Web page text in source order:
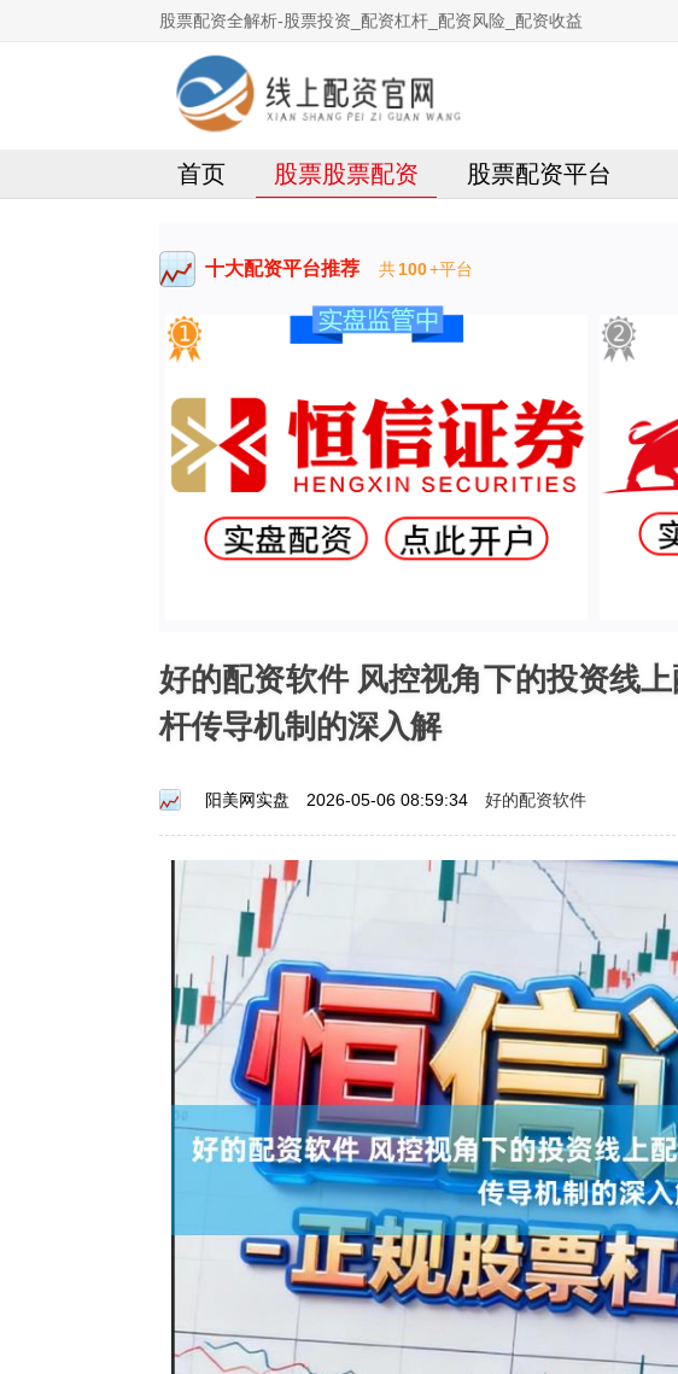
股票配资全解析-股票投资_配资杠杆_配资风险_配资收益
首页 股票股票配资 股票配资平台
十大配资平台推荐 共100+平台
好的配资软件 风控视角下的投资线
杆传导机制的深入解
阳美网实盘 2026-05-06 08:59:34 好的配资软件